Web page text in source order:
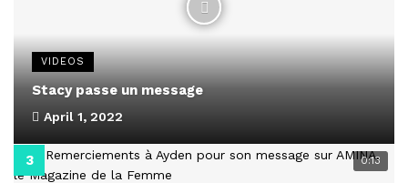
VIDEOS
Stacy passe un message
April 1, 2022
0:13